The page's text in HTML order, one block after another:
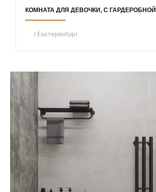
КОМНАТА ДЛЯ ДЕВОЧКИ, С ГАРДЕРОБНОЙ
г Екатеринбург